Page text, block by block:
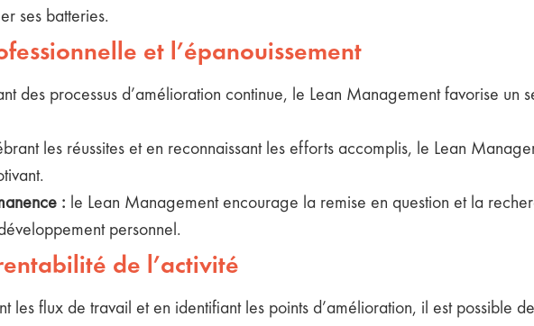
ses batteries.
et l’épanouissement
des processus d’amélioration continue, le Lean Management favorise un
les réussites et en reconnaissant les efforts accomplis, le Lean
: le Lean Management encourage la remise en question et la
personnel.
de l’activité
les flux de travail et en identifiant les points d’amélioration, il est possible